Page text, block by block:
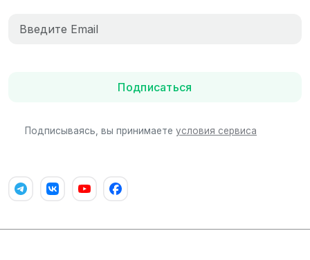
Подписаться
Подписываясь, вы принимаете условия сервиса